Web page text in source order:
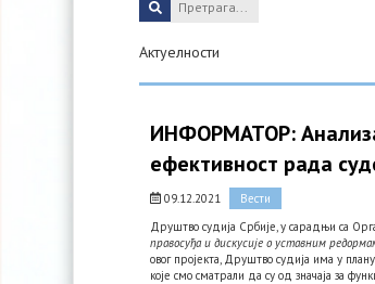
Актуелности
ИНФОРМАТОР:
ефективност рада
09.12.2021
Вести
Друштво судија Србије, у сарадњи са
правосуђа и дискусије о уставним
овог пројекта, Друштво судија има у
које смо сматрали да су од значаја за